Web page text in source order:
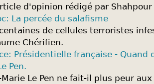
d'opinion rédigé par Shahpour
La percée du salafisme
de cellules terroristes
Chérifien.
Présidentielle française -
Pen.
Marie Le Pen ne fait-il plus peur